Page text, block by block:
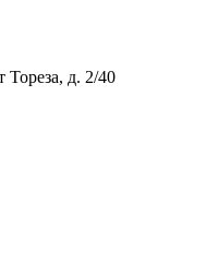
Тореза, д. 2/40